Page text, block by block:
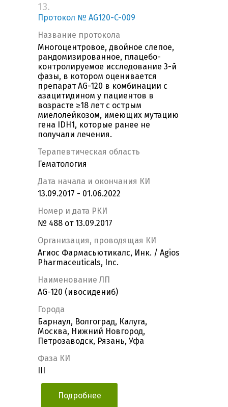
13.
Протокол № AG120-C-009
Название протокола
Многоцентровое, двойное слепое,
рандомизированное, плацебо-
контролируемое исследование 3-й
фазы, в котором оценивается
препарат AG-120 в комбинации с
азацитидином у пациентов в
возрасте ≥18 лет с острым
миелолейкозом, имеющих мутацию
гена IDH1, которые ранее не
получали лечения.
Терапевтическая область
Гематология
Дата начала и окончания КИ
13.09.2017 - 01.06.2022
Номер и дата РКИ
№ 488 от 13.09.2017
Организация, проводящая КИ
Агиос Фармасьютикалс, Инк. / Agios
Pharmaceuticals, Inc.
Наименование ЛП
AG-120 (ивосидениб)
Города
Барнаул, Волгоград, Калуга,
Москва, Нижний Новгород,
Петрозаводск, Рязань, Уфа
Фаза КИ
Подробнее